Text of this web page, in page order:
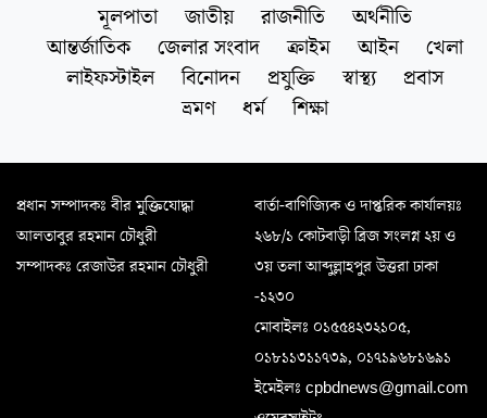
মূলপাতা জাতীয় রাজনীতি
অর্থনীতি
আন্তর্জাতিক
জেলার সংবাদ ক্রাইম আইন
খেলা
লাইফস্টাইল
বিনোদন প্রযুক্তি স্বাস্থ্য
প্রবাস
ভ্রমণ
ধর্ম শিক্ষা
প্রধান সম্পাদকঃ বীর মুক্তিযোদ্ধা
আলতাবুর রহমান চৌধুরী
সম্পাদকঃ রেজাউর রহমান চৌধুরী
বার্তা-বাণিজ্যিক ও দাপ্তরিক কার্যালয়ঃ
২৬৮/১ কোটবাড়ী ব্রিজ সংলগ্ন ২য় ও
৩য় তলা আব্দুল্লাহপুর উত্তরা ঢাকা
-১২৩০
মোবাইলঃ ০১৫৫৪২৩২১০৫,
০১৮১১৩১১৭৩৯, ০১৭১৯৬৮১৬৯১
ইমেইলঃ cpbdnews@gmail.com